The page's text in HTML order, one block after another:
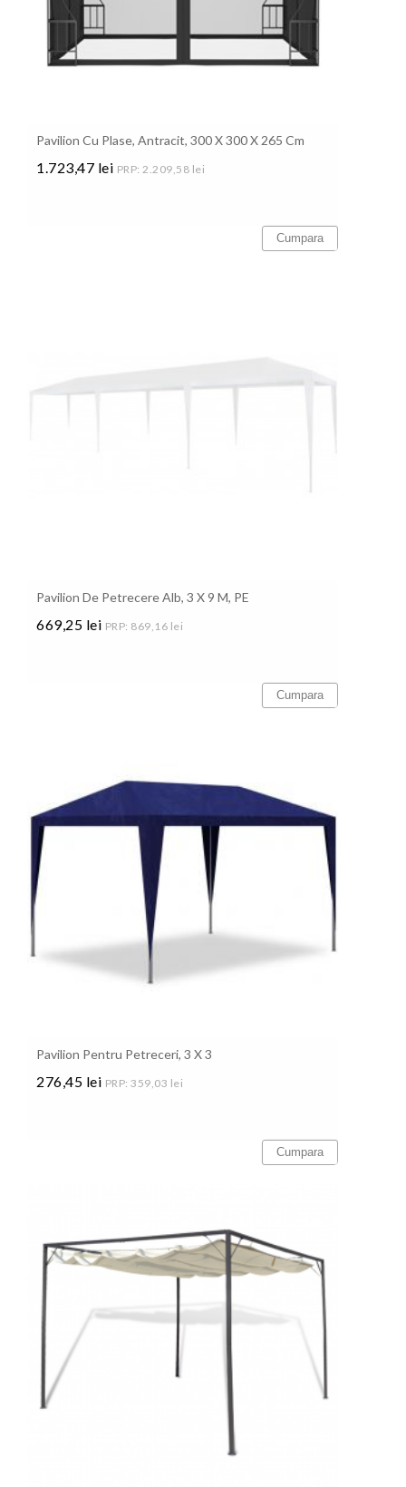
Pavilion Cu Plase, Antracit, 300 X 300 X 265 Cm
1.723,47 lei PRP: 2.209,58 lei
Cumpara
Pavilion De Petrecere Alb, 3 X 9 M, PE
669,25 lei PRP: 869,16 lei
Cumpara
Pavilion Pentru Petreceri, 3 X 3
276,45 lei PRP: 359,03 lei
Cumpara